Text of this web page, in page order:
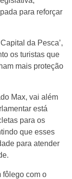
para reforçar
da Pesca’,
os turistas que
mais proteção
Max, vai além
está
para os
que esses
para atender
fôlego com o